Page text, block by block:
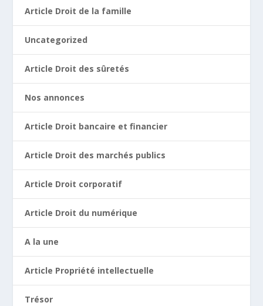
Article Droit de la famille
Uncategorized
Article Droit des sûretés
Nos annonces
Article Droit bancaire et financier
Article Droit des marchés publics
Article Droit corporatif
Article Droit du numérique
A la une
Article Propriété intellectuelle
Trésor